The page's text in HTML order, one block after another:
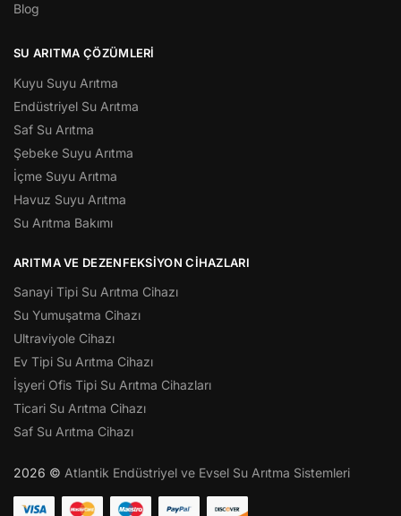
Blog
SU ARITMA ÇÖZÜMLERI
Kuyu Suyu Arıtma
Endüstriyel Su Arıtma
Saf Su Arıtma
Şebeke Suyu Arıtma
İçme Suyu Arıtma
Havuz Suyu Arıtma
Su Arıtma Bakımı
ARITMA VE DEZENFEKSIYON CIHAZLARI
Sanayi Tipi Su Arıtma Cihazı
Su Yumuşatma Cihazı
Ultraviyole Cihazı
Ev Tipi Su Arıtma Cihazı
İşyeri Ofis Tipi Su Arıtma Cihazları
Ticari Su Arıtma Cihazı
Saf Su Arıtma Cihazı
2026 © Atlantik Endüstriyel ve Evsel Su Arıtma Sistemleri